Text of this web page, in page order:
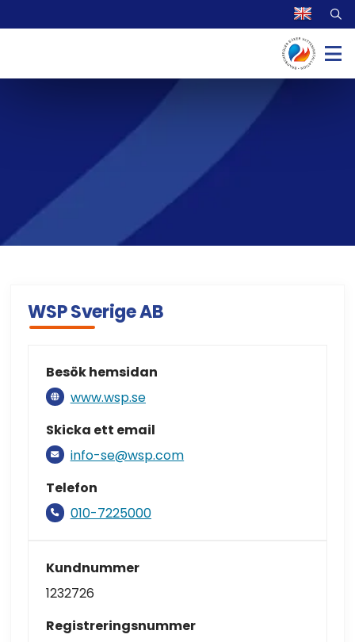
WSP Sverige AB
Besök hemsidan
www.wsp.se
Skicka ett email
info-se@wsp.com
Telefon
010-7225000
Kundnummer
1232726
Registreringsnummer